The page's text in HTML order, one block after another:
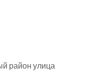
район улица